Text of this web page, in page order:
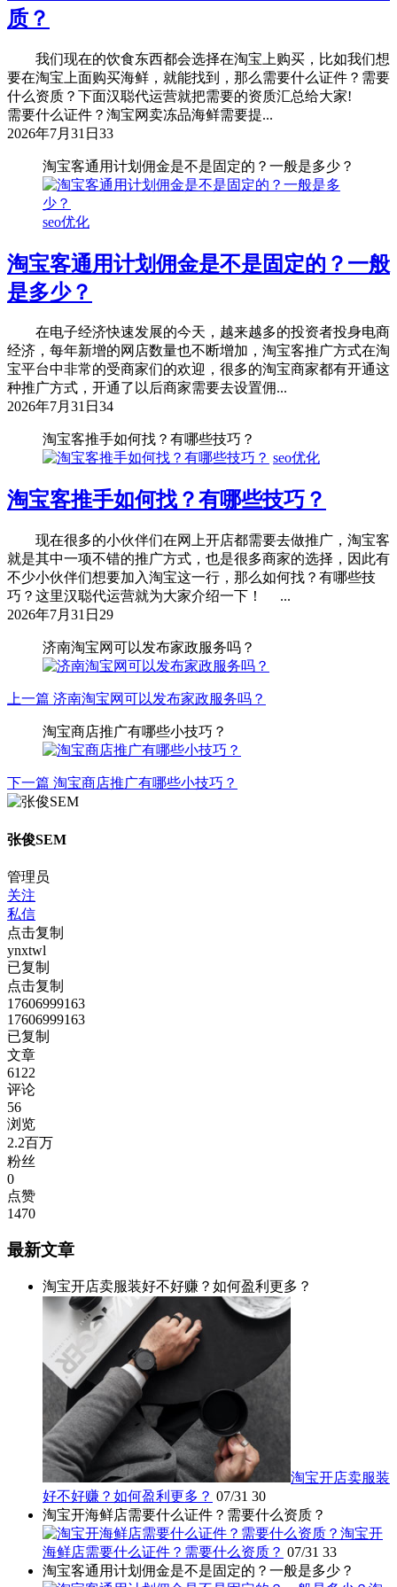
质？
我们现在的饮食东西都会选择在淘宝上购买，比如我们想
要在淘宝上面购买海鲜，就能找到，那么需要什么证件？需要
什么资质？下面汉聪代运营就把需要的资质汇总给大家!
需要什么证件？淘宝网卖冻品海鲜需要提...
2026年7月31日 33
淘宝客通用计划佣金是不是固定的？一般是多少？
seo优化
淘宝客通用计划佣金是不是固定的？一般
是多少？
在电子经济快速发展的今天，越来越多的投资者投身电商
经济，每年新增的网店数量也不断增加，淘宝客推广方式在淘
宝平台中非常的受商家们的欢迎，很多的淘宝商家都有开通这
种推广方式，开通了以后商家需要去设置佣...
2026年7月31日 34
淘宝客推手如何找？有哪些技巧？
seo优化
淘宝客推手如何找？有哪些技巧？
现在很多的小伙伴们在网上开店都需要去做推广，淘宝客
就是其中一项不错的推广方式，也是很多商家的选择，因此有
不少小伙伴们想要加入淘宝这一行，那么如何找？有哪些技
巧？这里汉聪代运营就为大家介绍一下！ ...
2026年7月31日 29
济南淘宝网可以发布家政服务吗？
上一篇 济南淘宝网可以发布家政服务吗？
淘宝商店推广有哪些小技巧？
下一篇 淘宝商店推广有哪些小技巧？
张俊SEM
管理员
关注
私信
点击复制
ynxtwl
已复制
点击复制
17606999163
17606999163
已复制
文章
6122
评论
56
浏览
2.2百万
粉丝
0
点赞
1470
最新文章
淘宝开店卖服装好不好赚？如何盈利更多？
淘宝开店卖服装
好不好赚？如何盈利更多？ 07/31 30
淘宝开海鲜店需要什么证件？需要什么资质？
淘宝开
海鲜店需要什么证件？需要什么资质？ 07/31 33
淘宝客通用计划佣金是不是固定的？一般是多少？